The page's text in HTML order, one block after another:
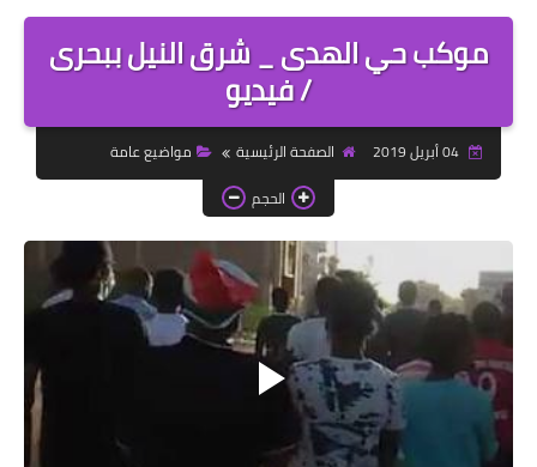
توثيق وتاريخ
بيانات
تقارير
خواطر بالعامية
خواطر بالفصحى
خواطر قصصية
صور
موكب حي الهدى _ شرق النيل ببحرى
/ فيديو
04 أبريل 2019 الصفحة الرئيسية
مواضيع عامة
الحجم